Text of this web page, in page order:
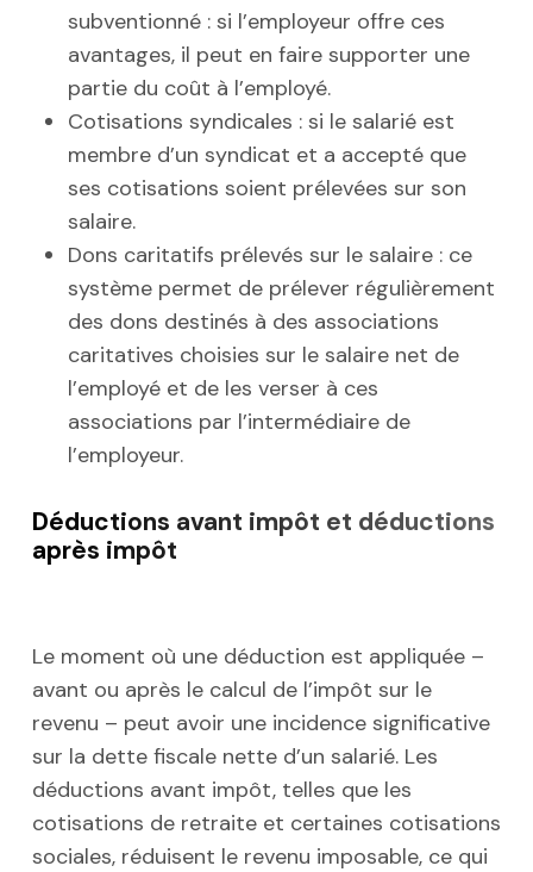
subventionné : si l’employeur offre ces
avantages, il peut en faire supporter une
partie du coût à l’employé.
Cotisations syndicales : si le salarié est
membre d’un syndicat et a accepté que
ses cotisations soient prélevées sur son
salaire.
Dons caritatifs prélevés sur le salaire : ce
système permet de prélever régulièrement
des dons destinés à des associations
caritatives choisies sur le salaire net de
l’employé et de les verser à ces
associations par l’intermédiaire de
l’employeur.
Déductions avant impôt et déductions
après impôt
Le moment où une déduction est appliquée –
avant ou après le calcul de l’impôt sur le
revenu – peut avoir une incidence significative
sur la dette fiscale nette d’un salarié. Les
déductions avant impôt, telles que les
cotisations de retraite et certaines cotisations
sociales, réduisent le revenu imposable, ce qui